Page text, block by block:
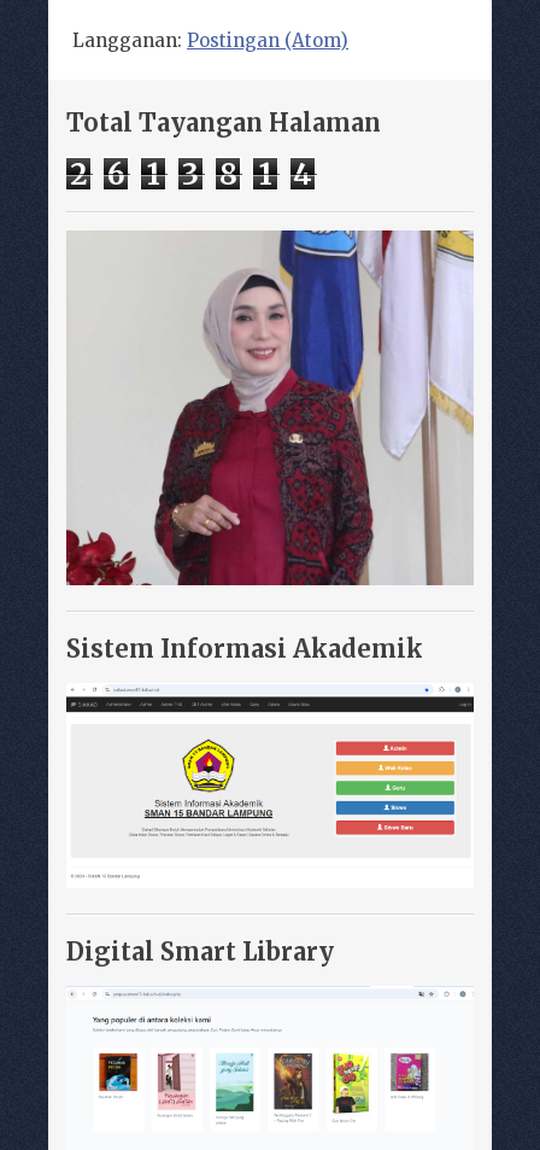
Langganan: Postingan (Atom)
Total Tayangan Halaman
2 6 1 3 8 1 4
Sistem Informasi Akademik
Digital Smart Library